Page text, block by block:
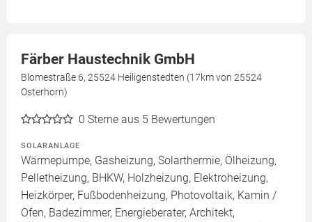
Färber Haustechnik GmbH
Blomestraße 6, 25524 Heiligenstedten (17km von 25524
Osterhorn)
0 Sterne aus 5 Bewertungen
SOLARANLAGE
Wärmepumpe, Gasheizung, Solarthermie, Ölheizung,
Pelletheizung, BHKW, Holzheizung, Elektroheizung,
Heizkörper, Fußbodenheizung, Photovoltaik, Kamin /
Ofen, Badezimmer, Energieberater, Architekt,